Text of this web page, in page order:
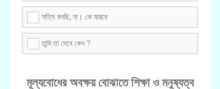
সত্যি বলছি, না। কে মারবে
তুমি তা দেবে কেন ?
মূল্যবোধের অবক্ষয় বোঝাতে শিক্ষা ও মনুষ্যত্ব